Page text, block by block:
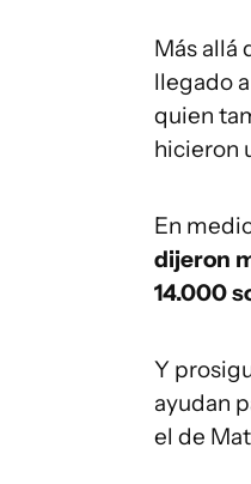
Más allá
llegado
quien
hicieron
En
dijeron
14.000
Y
ayudan
el de